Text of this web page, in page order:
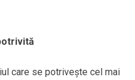
care se potrivește cel mai